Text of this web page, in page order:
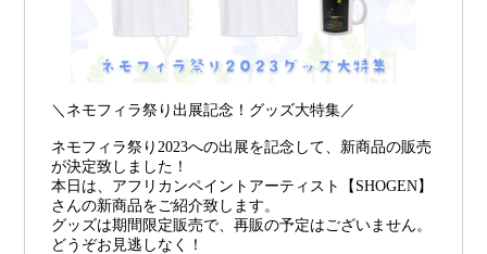
＼ネモフィラ祭り出展記念！グッズ大特集／
ネモフィラ祭り2023への出展を記念して、新商品の販売
が決定致しました！
本日は、アフリカンペイントアーティスト【SHOGEN】
さんの新商品をご紹介致します。
グッズは期間限定販売で、再販の予定はございません。
どうぞお見逃しなく！